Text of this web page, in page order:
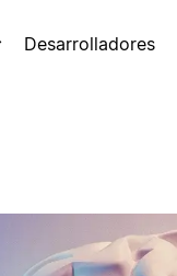
Desarrolladores